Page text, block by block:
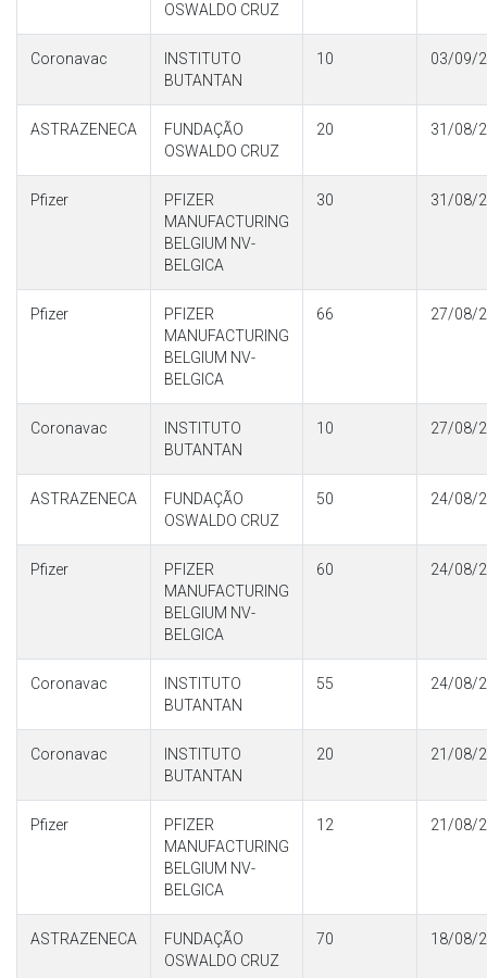
OSWALDO CRUZ
Coronavac
INSTITUTO
BUTANTAN
10 03/09/
ASTRAZENECA
FUNDAÇÃO
OSWALDO CRUZ
20 31/08/
Pfizer
PFIZER
MANUFACTURING
BELGIUM NV-
BELGICA
30 31/08/
Pfizer
PFIZER
MANUFACTURING
BELGIUM NV-
BELGICA
66 27/08/
Coronavac
INSTITUTO
BUTANTAN
10 27/08/
ASTRAZENECA
FUNDAÇÃO
OSWALDO CRUZ
50 24/08/
Pfizer
PFIZER
MANUFACTURING
BELGIUM NV-
BELGICA
60 24/08/
Coronavac
INSTITUTO
BUTANTAN
55 24/08/
Coronavac
INSTITUTO
BUTANTAN
20 21/08/
Pfizer
PFIZER
MANUFACTURING
BELGIUM NV-
BELGICA
12 21/08/
ASTRAZENECA
FUNDAÇÃO
OSWALDO CRUZ
70 18/08/